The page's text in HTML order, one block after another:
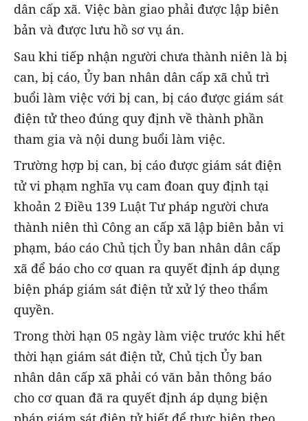
dân cấp xã. Việc bàn giao phải được lập biên
bản và được lưu hồ sơ vụ án.
Sau khi tiếp nhận người chưa thành niên là bị
can, bị cáo, Ủy ban nhân dân cấp xã chủ trì
buổi làm việc với bị can, bị cáo được giám sát
điện tử theo đúng quy định về thành phần
tham gia và nội dung buổi làm việc.
Trường hợp bị can, bị cáo được giám sát điện
tử vi phạm nghĩa vụ cam đoan quy định tại
khoản 2 Điều 139 Luật Tư pháp người chưa
thành niên thì Công an cấp xã lập biên bản vi
phạm, báo cáo Chủ tịch Ủy ban nhân dân cấp
xã để báo cho cơ quan ra quyết định áp dụng
biện pháp giám sát điện tử xử lý theo thẩm
quyền.
Trong thời hạn 05 ngày làm việc trước khi hết
thời hạn giám sát điện tử, Chủ tịch Ủy ban
nhân dân cấp xã phải có văn bản thông báo
cho cơ quan đã ra quyết định áp dụng biện